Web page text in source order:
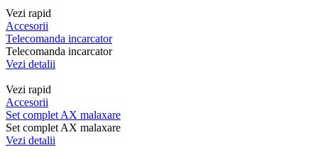
Vezi rapid
Accesorii
Telecomanda incarcator
Telecomanda incarcator
Vezi detalii
Vezi rapid
Accesorii
Set complet AX malaxare
Set complet AX malaxare
Vezi detalii